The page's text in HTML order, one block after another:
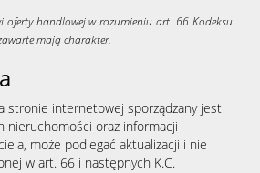
oferty handlowej w rozumieniu art. 66 Kodeksu
mają charakter.
stronie internetowej sporządzany jest
nieruchomości oraz informacji
może podlegać aktualizacji i nie
w art. 66 i następnych K.C.